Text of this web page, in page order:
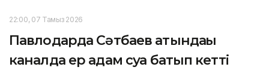
22:00, 07 Тамыз 2026
Павлодарда Сәтбаев атындағы
каналда ер адам суға батып кетті